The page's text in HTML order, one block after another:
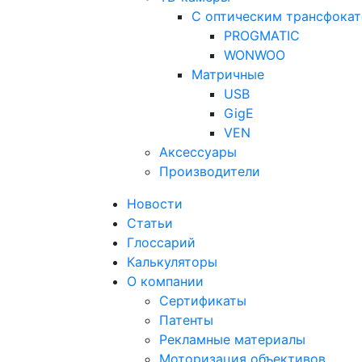
С оптическим
PROGMATIC
WONWOO
Матричные
USB
GigE
VEN
Аксессуары
Производители
Новости
Статьи
Глоссарий
Калькуляторы
О компании
Сертификаты
Патенты
Рекламные материалы
Моторизация объективов